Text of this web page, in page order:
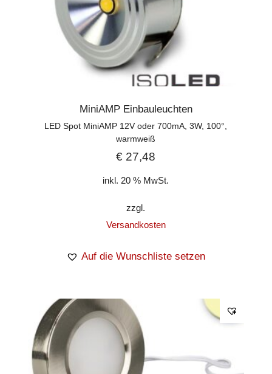
MiniAMP Einbauleuchten
LED Spot MiniAMP 12V oder 700mA, 3W, 100°,
warmweiß
€ 27,48
inkl. 20 % MwSt.
zzgl.
Versandkosten
Auf die Wunschliste setzen